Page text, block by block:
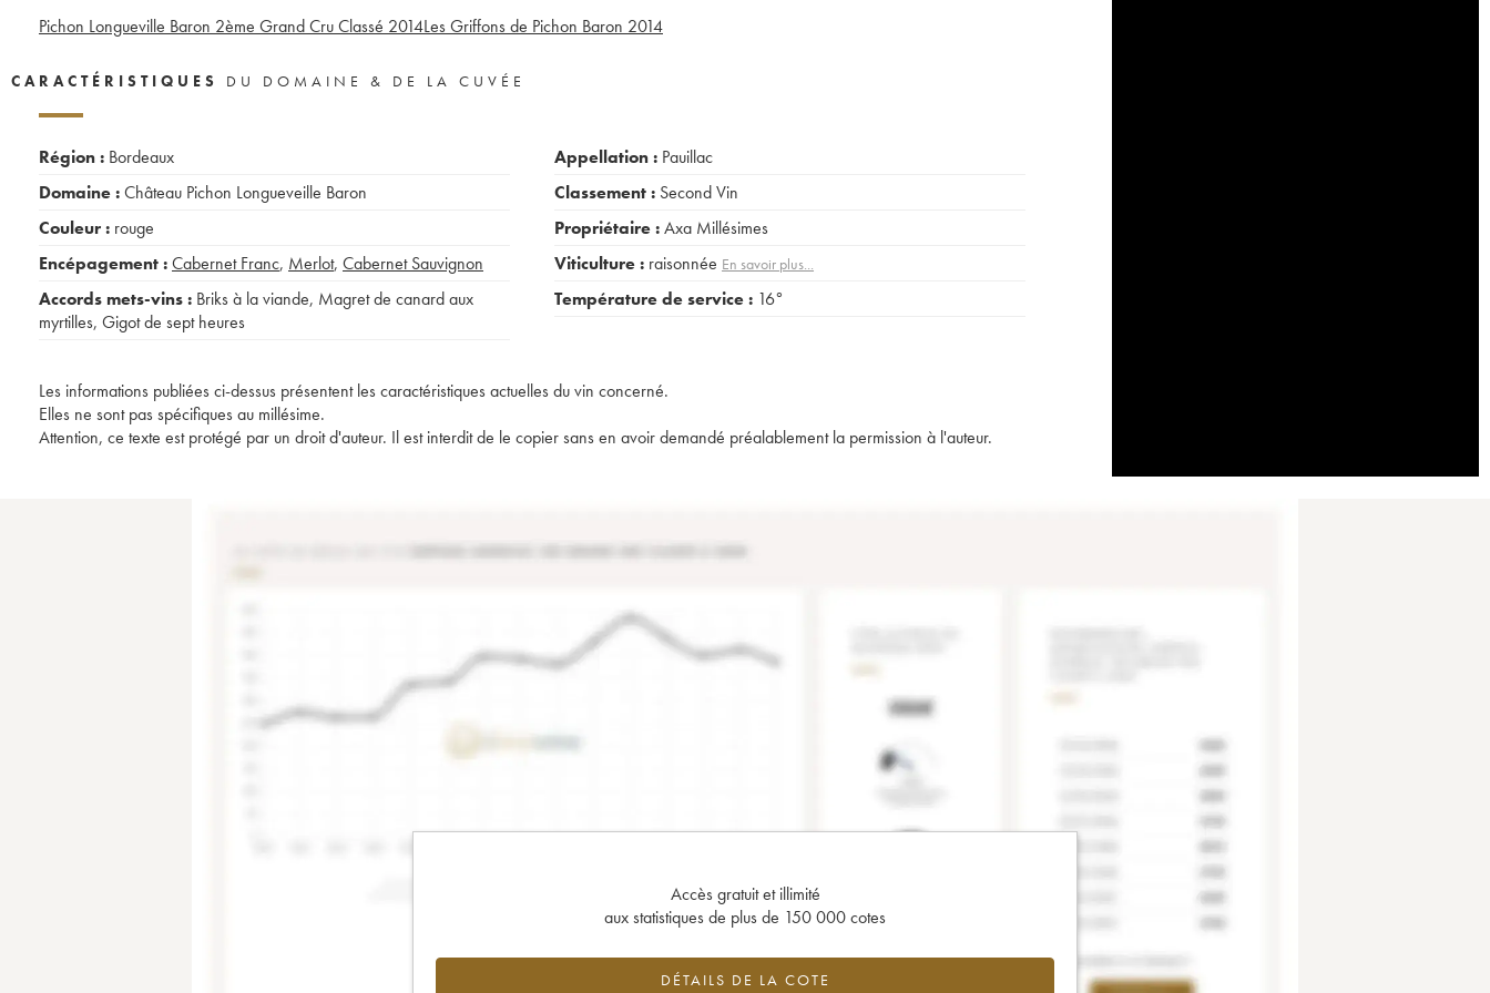
Pichon Longueville Baron 2ème Grand Cru Classé 2014Les Griffons de Pichon Baron 2014
CARACTÉRISTIQUES DU DOMAINE & DE LA CUVÉE
Région : Bordeaux
Domaine :Château Pichon Longueveille Baron
Couleur : rouge
Encépagement :Cabernet Franc, Merlot, Cabernet Sauvignon
Accords mets-vins : Briks à la viande, Magret de canard aux
myrtilles, Gigot de sept heures
Appellation : Pauillac
Classement : Second Vin
Propriétaire :Axa Millésimes
Viticulture : raisonnée En savoir plus...
Température de service : 16°
Les informations publiées ci-dessus présentent les caractéristiques actuelles du vin concerné.
Elles ne sont pas spécifiques au millésime.
Attention, ce texte est protégé par un droit d'auteur. Il est interdit de le copier sans en avoir demandé préalablement la permission à l'auteur.
Accès gratuit et illimité
aux statistiques de plus de 150 000 cotes
DÉTAILS DE LA COTE